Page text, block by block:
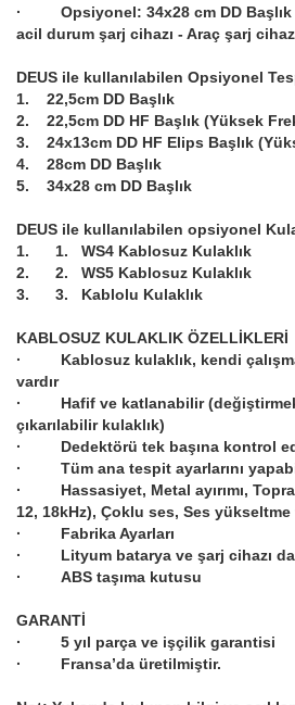
· Opsiyonel: 34x28 cm DD Başlık
acil durum şarj cihazı - Araç şarj
DEUS ile kullanılabilen Opsiyonel
1. 22,5cm DD Başlık
2. 22,5cm DD HF Başlık (Yüksek
3. 24x13cm DD HF Elips Başlık
4. 28cm DD Başlık
5. 34x28 cm DD Başlık
DEUS ile kullanılabilen opsiyonel
1. 1. WS4 Kablosuz Kulaklık
2. 2. WS5 Kablosuz Kulaklık
3. 3. Kablolu Kulaklık
KABLOSUZ KULAKLIK ÖZELLİKLERİ
· Kablosuz kulaklık, kendi
vardır
· Hafif ve katlanabilir
çıkarılabilir kulaklık)
· Dedektörü tek başına kontrol
· Tüm ana tespit ayarlarını
· Hassasiyet, Metal ayırımı,
12, 18kHz), Çoklu ses, Ses
· Fabrika Ayarları
· Lityum batarya ve şarj cihazı
· ABS taşıma kutusu
GARANTİ
· 5 yıl parça ve işçilik garantisi
· Fransa’da üretilmiştir.